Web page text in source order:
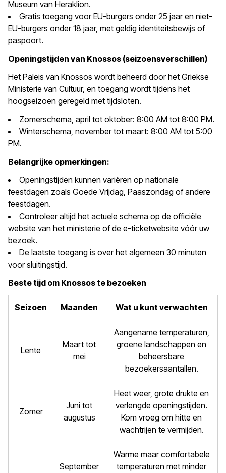
Museum van Heraklion.
Gratis toegang voor EU-burgers onder 25 jaar en niet-
EU-burgers onder 18 jaar, met geldig identiteitsbewijs of
paspoort.
Openingstijden van Knossos (seizoensverschillen)
Het Paleis van Knossos wordt beheerd door het Griekse
Ministerie van Cultuur, en toegang wordt tijdens het
hoogseizoen geregeld met tijdsloten.
Zomerschema, april tot oktober: 8:00 AM tot 8:00 PM.
Winterschema, november tot maart: 8:00 AM tot 5:00
PM.
Belangrijke opmerkingen:
Openingstijden kunnen variëren op nationale
feestdagen zoals Goede Vrijdag, Paaszondag of andere
feestdagen.
Controleer altijd het actuele schema op de officiële
website van het ministerie of de e-ticketwebsite vóór uw
bezoek.
De laatste toegang is over het algemeen 30 minuten
voor sluitingstijd.
Beste tijd om Knossos te bezoeken
Seizoen Maanden Wat u kunt verwachten
Lente
Maart tot
mei
Aangename temperaturen,
groene landschappen en
beheersbare
bezoekersaantallen.
Zomer
Juni tot
augustus
Heet weer, grote drukte en
verlengde openingstijden.
Kom vroeg om hitte en
wachtrijen te vermijden.
September
Warme maar comfortabele
temperaturen met minder